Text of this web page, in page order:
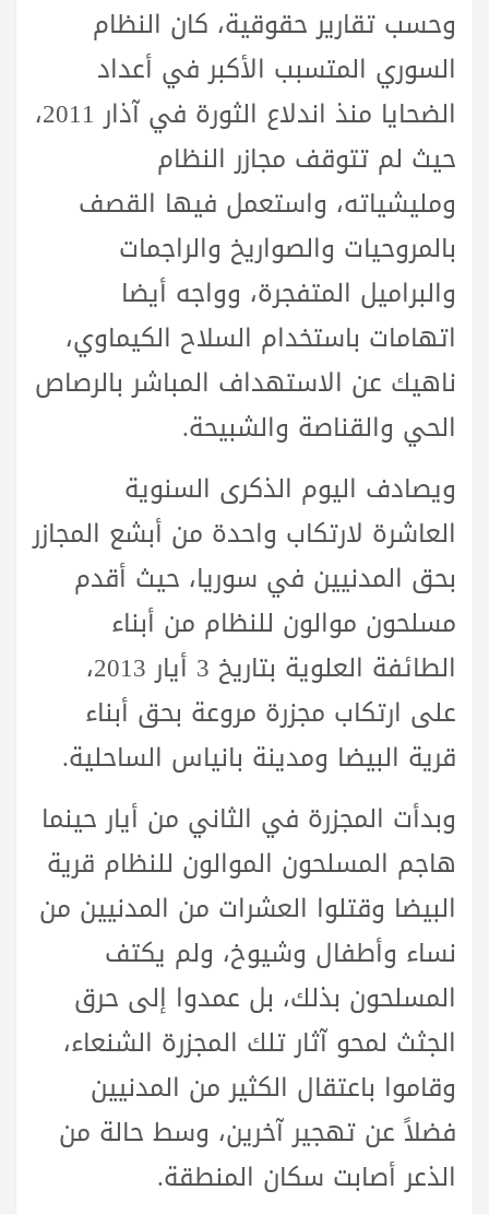
وحسب تقارير حقوقية، كان النظام
السوري المتسبب الأكبر في أعداد
الضحايا منذ اندلاع الثورة في آذار 2011،
حيث لم تتوقف مجازر النظام
ومليشياته، واستعمل فيها القصف
بالمروحيات والصواريخ والراجمات
والبراميل المتفجرة، وواجه أيضا
اتهامات باستخدام السلاح الكيماوي،
ناهيك عن الاستهداف المباشر بالرصاص
الحي والقناصة والشبيحة.
ويصادف اليوم الذكرى السنوية
العاشرة لارتكاب واحدة من أبشع المجازر
بحق المدنيين في سوريا، حيث أقدم
مسلحون موالون للنظام من أبناء
الطائفة العلوية بتاريخ 3 أيار 2013،
على ارتكاب مجزرة مروعة بحق أبناء
قرية البيضا ومدينة بانياس الساحلية.
وبدأت المجزرة في الثاني من أيار حينما
هاجم المسلحون الموالون للنظام قرية
البيضا وقتلوا العشرات من المدنيين من
نساء وأطفال وشيوخ، ولم يكتف
المسلحون بذلك، بل عمدوا إلى حرق
الجثث لمحو آثار تلك المجزرة الشنعاء،
وقاموا باعتقال الكثير من المدنيين
فضلاً عن تهجير آخرين، وسط حالة من
الذعر أصابت سكان المنطقة.